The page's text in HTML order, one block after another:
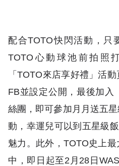
配合TOTO快閃活動，只
TOTO心動球池前拍照
「TOTO來店享好禮」活
FB並設定公開，最後加入
絲團，即可參加月月送五
動，幸運兒可以到五星級
魅力。此外，TOTO史上
中，即日起至2月28日